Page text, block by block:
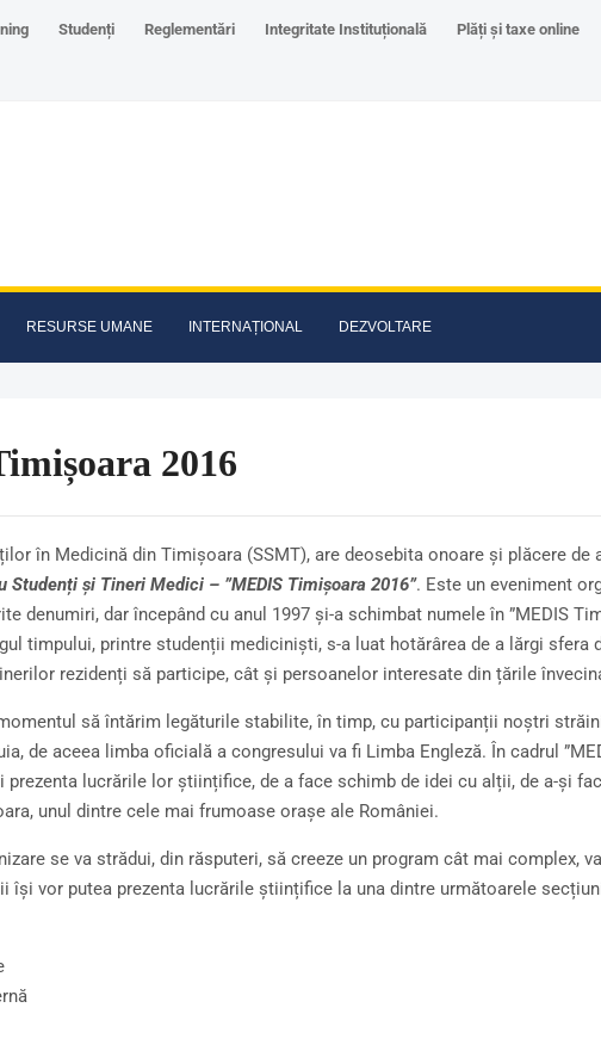
Studenți Reglementări Integritate Instituțională Plăți și taxe online
RESURSE UMANE INTERNAȚIONAL DEZVOLTARE
2016
în Medicină din Timișoara (SSMT), are deosebita onoare și plăcere de
Studenți și Tineri Medici – ”MEDIS Timișoara 2016”. Este un eveniment
denumiri, dar începând cu anul 1997 și-a schimbat numele în ”MEDIS
timpului, printre studenții mediciniști, s-a luat hotărârea de a lărgi sfera
rezidenți să participe, cât și persoanelor interesate din țările
să întărim legăturile stabilite, în timp, cu participanții noștri
de aceea limba oficială a congresului va fi Limba Engleză. În cadrul
prezenta lucrările lor științifice, de a face schimb de idei cu alții, de a-și
unul dintre cele mai frumoase orașe ale României.
se va strădui, din răsputeri, să creeze un program cât mai complex,
își vor putea prezenta lucrările științifice la una dintre următoarele